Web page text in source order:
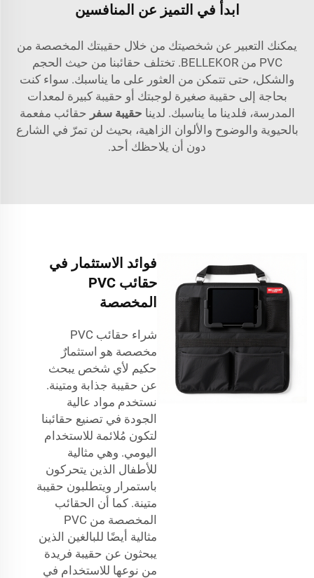
ابدأ في التميز عن المنافسين
يمكنك التعبير عن شخصيتك من خلال حقيبتك المخصصة من
PVC من BELLEKOR. تختلف حقائبنا من حيث الحجم
والشكل، حتى تتمكن من العثور على ما يناسبك. سواء كنت
بحاجة إلى حقيبة صغيرة لوجبتك أو حقيبة كبيرة لمعدات
المدرسة، فلدينا ما يناسبك. لدينا حقيبة سفر حقائب مفعمة
بالحيوية والوضوح والألوان الزاهية، بحيث لن تمرّ في الشارع
دون أن يلاحظك أحد.
فوائد الاستثمار في
حقائب PVC
المخصصة
شراء حقائب PVC
مخصصة هو استثمارٌ
حكيم لأي شخص يبحث
عن حقيبة جذابة ومتينة.
نستخدم مواد عالية
الجودة في تصنيع حقائبنا
لتكون مُلائمة للاستخدام
اليومي. وهي مثالية
للأطفال الذين يتحركون
باستمرار ويتطلبون حقيبة
متينة. كما أن الحقائب
المخصصة من PVC
مثالية أيضًا للبالغين الذين
يبحثون عن حقيبة فريدة
من نوعها للاستخدام في